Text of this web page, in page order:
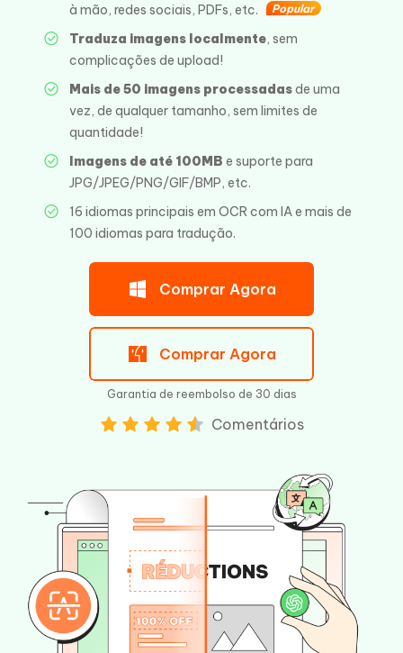
à mão, redes sociais, PDFs, etc.
Popular
Traduza imagens localmente, sem
complicações de upload!
Mais de 50 imagens processadasde uma
vez, de qualquer tamanho, sem limites de
quantidade!
Imagens de até 100MB e suporte para
JPG/JPEG/PNG/GIF/BMP, etc.
16 idiomas principais em OCR com IA e mais de
100 idiomas para tradução.
Comprar Agora
Comprar Agora
Garantia de reembolso de 30 dias
Comentários